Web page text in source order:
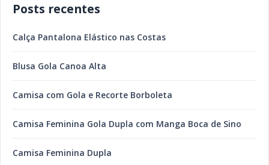
Posts recentes
Calça Pantalona Elástico nas Costas
Blusa Gola Canoa Alta
Camisa com Gola e Recorte Borboleta
Camisa Feminina Gola Dupla com Manga Boca de Sino
Camisa Feminina Dupla